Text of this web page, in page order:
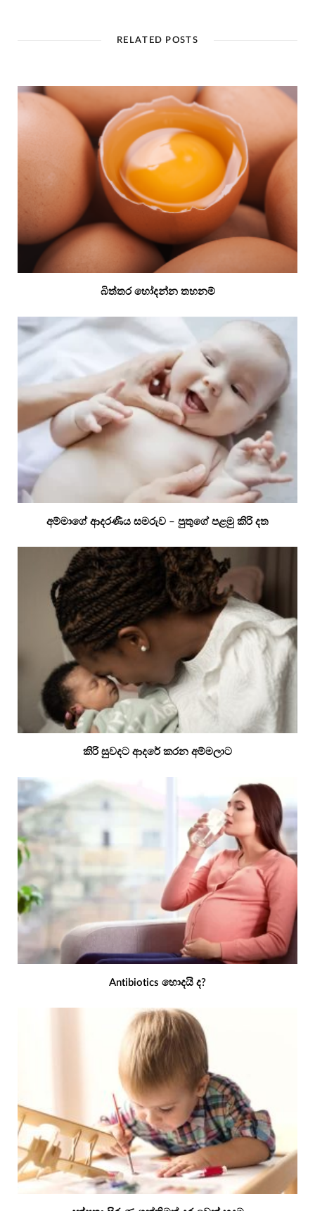
RELATED POSTS
බිත්තර හෝදන්න තහනම්
අම්මාගේ ආදරණීය සමරුව – පුතුගේ පළමු කිරි දත
කිරි සුවදට ආදරේ කරන අම්මලාට
Antibiotics හොදයි ද?